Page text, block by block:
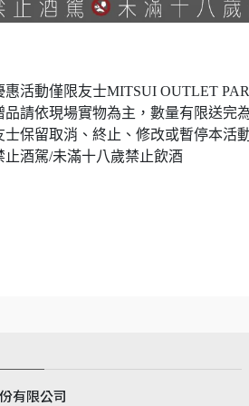
活動僅限友士MITSUI OUTLET
請依現場實物為主，數量有限送完
保留取消、終止、修改或暫停本活
酒駕/未滿十八歲禁止飲酒
有限公司